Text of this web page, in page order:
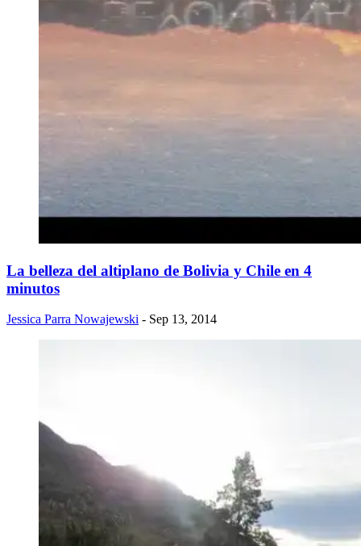
La belleza del altiplano de Bolivia y Chile en 4
minutos
Jessica Parra Nowajewski - Sep 13, 2014